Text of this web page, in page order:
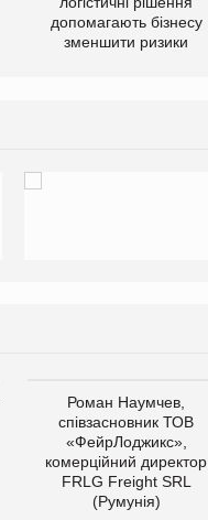
допомагають бізнесу
зменшити ризики
Роман Наумчев,
співзасновник ТОВ
«ФейрЛоджикс»,
комерційний директор
FRLG Freight SRL
(Румунія)